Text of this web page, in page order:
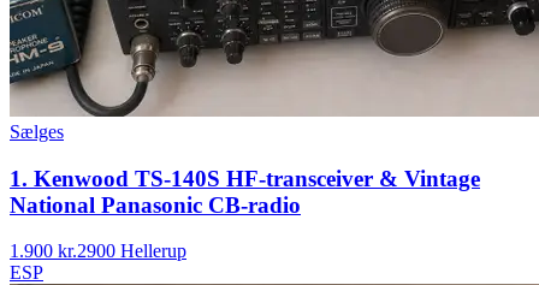
Sælges
1. Kenwood TS-140S HF-transceiver & Vintage
National Panasonic CB-radio
1.900 kr.2900 Hellerup
ESP